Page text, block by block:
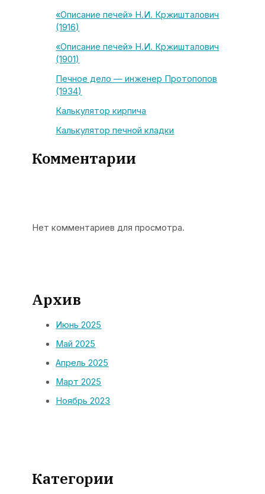
«Описание печей» Н.И. Кржишталович
(1916)
«Описание печей» Н.И. Кржишталович
(1901)
Печное дело — инженер Протопопов
(1934)
Калькулятор кирпича
Калькулятор печной кладки
Комментарии
Нет комментариев для просмотра.
Архив
Июнь 2025
Май 2025
Апрель 2025
Март 2025
Ноябрь 2023
Категории